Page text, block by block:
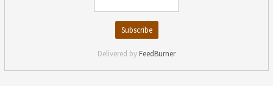
Delivered by FeedBurner